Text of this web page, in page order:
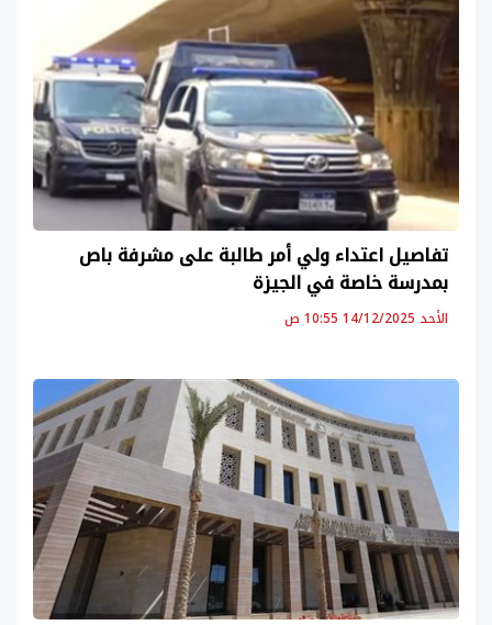
تفاصيل اعتداء ولي أمر طالبة على مشرفة باص
بمدرسة خاصة في الجيزة
الأحد 14/12/2025 10:55 ص